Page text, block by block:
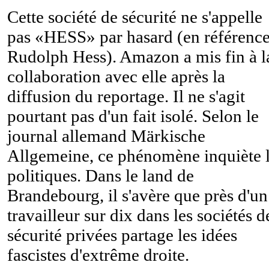
Cette société de sécurité ne s'appelle
pas «HESS» par hasard (en
Rudolph Hess). Amazon a mis fin à
collaboration avec elle après la
diffusion du reportage. Il ne s'agit
pourtant pas d'un fait isolé. Selon le
journal allemand Märkische
Allgemeine, ce phénomène inquiète
politiques. Dans le land de
Brandebourg, il s'avère que près d'un
travailleur sur dix dans les sociétés
sécurité privées partage les idées
fascistes d'extrême droite.